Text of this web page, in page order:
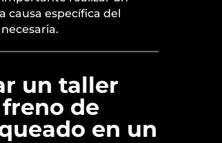
causa específica del
un taller
de
en un